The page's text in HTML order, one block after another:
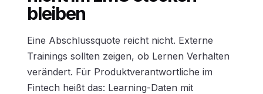
bleiben
Eine Abschlussquote reicht nicht. Externe
Trainings sollten zeigen, ob Lernen Verhalten
verändert. Für Produktverantwortliche im
Fintech heißt das: Learning-Daten mit